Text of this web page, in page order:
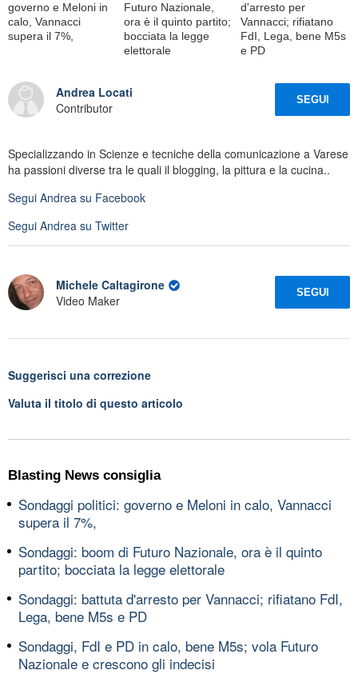
governo e Meloni in
calo, Vannacci
supera il 7%,
Futuro Nazionale,
ora è il quinto partito;
bocciata la legge
elettorale
d'arresto per
Vannacci; rifiatano
FdI, Lega, bene M5s
e PD
Andrea Locati
Contributor
SEGUI
Specializzando in Scienze e tecniche della comunicazione a Varese
ha passioni diverse tra le quali il blogging, la pittura e la cucina..
Segui Andrea su Facebook
Segui Andrea su Twitter
Michele Caltagirone
Video Maker
SEGUI
Suggerisci una correzione
Valuta il titolo di questo articolo
Blasting News consiglia
Sondaggi politici: governo e Meloni in calo, Vannacci
supera il 7%,
Sondaggi: boom di Futuro Nazionale, ora è il quinto
partito; bocciata la legge elettorale
Sondaggi: battuta d'arresto per Vannacci; rifiatano FdI,
Lega, bene M5s e PD
Sondaggi, FdI e PD in calo, bene M5s; vola Futuro
Nazionale e crescono gli indecisi